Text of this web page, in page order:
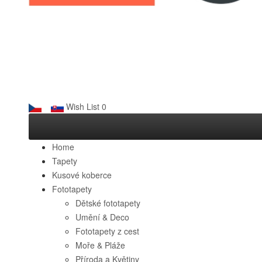
Wish List 0
Home
Tapety
Kusové koberce
Fototapety
Dětské fototapety
Umění & Deco
Fototapety z cest
Moře & Pláže
Příroda a Květiny